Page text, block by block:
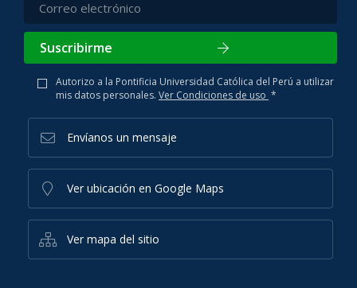
Suscribirme
Autorizo a la Pontificia Universidad Católica del Perú a utilizar
mis datos personales. Ver Condiciones de uso *
Envíanos un mensaje
Ver ubicación en Google Maps
Ver mapa del sitio